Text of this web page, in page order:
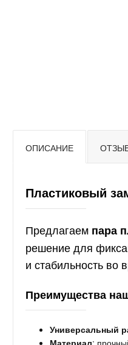
ОПИСАНИЕ
Пластиковый
Предлагаем пара
решение для
и стабильность во
Преимущества
Универсальный
Материал: